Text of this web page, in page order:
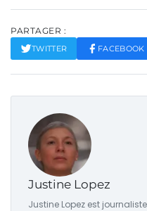
PARTAGER :
TWITTER FACEBOOK
Justine Lopez
Justine Lopez est